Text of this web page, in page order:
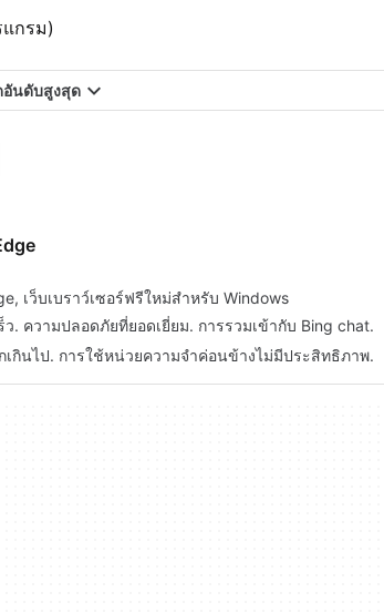
กรม)
อันดับสูงสุด
เว็บเบราว์เซอร์ฟรีใหม่สำหรับ Windows
ว. ความปลอดภัยที่ยอดเยี่ยม. การรวมเข้ากับ Bing chat.
เกินไป. การใช้หน่วยความจำค่อนข้างไม่มีประสิทธิภาพ.